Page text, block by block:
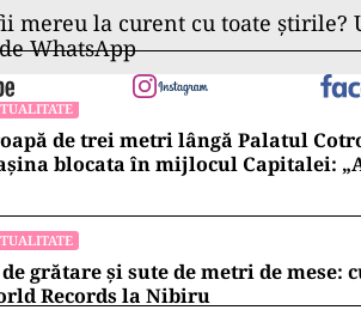
mereu la curent cu toate știrile?
WhatsApp
de trei metri lângă Palatul
blocata în mijlocul Capitalei:
de grătare și sute de metri de mese:
Records la Nibiru